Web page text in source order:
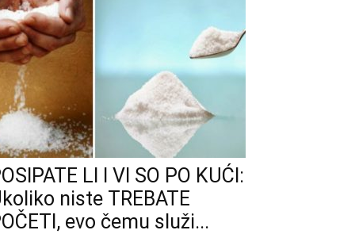
LI I VI SO PO KUĆI:
niste TREBATE
evo čemu služi...